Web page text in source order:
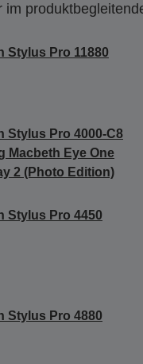
Stylus Pro 11880
Stylus Pro 4000-C8
Macbeth Eye One
2 (Photo Edition)
Stylus Pro 4450
Stylus Pro 4880